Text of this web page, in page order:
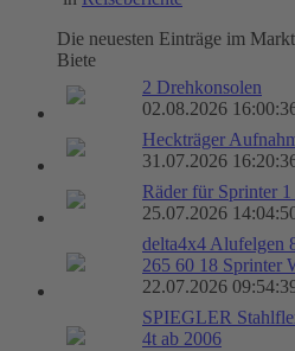
Die neuesten Einträge im
Biete
2 Drehkonsolen
02.08.2026
Heckträger
31.07.2026
Räder für Sprinter
25.07.2026
delta4x4 Alufelgen
265 60 18 Sprinter
22.07.2026
SPIEGLER
4t ab 2006